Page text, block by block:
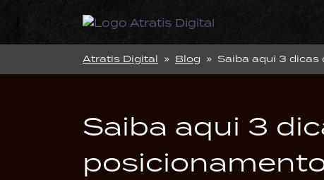
Atratis Digital » Blog » Saiba aqui 3
Saiba aqui 3